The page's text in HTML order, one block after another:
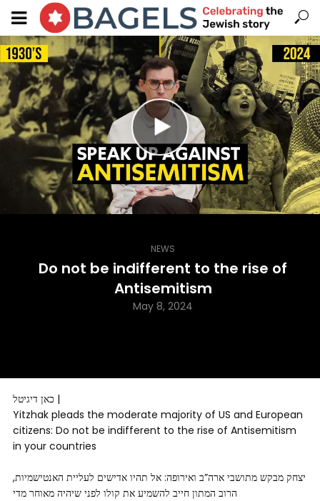
NEWS
Do not be indifferent to the rise of
Antisemitism
May 8, 2024
כאן דיגיטל |
Yitzhak pleads the moderate majority of US and European
citizens: Do not be indifferent to the rise of Antisemitism
in your countries
יצחק מבקש מתושבי ארה”ב ואירופה: אל תהיו אדישים לעליית האנטישמיות,
הרוב המתון חייב להשמיע את קולו לפני שיהיה מאוחר מדי